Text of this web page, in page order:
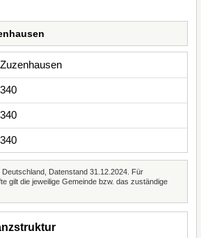
Zuzenhausen
340
340
340
Datenstand 31.12.2024. Für
gilt die jeweilige Gemeinde bzw. das zuständige